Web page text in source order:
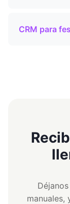
CRM para
manuales,